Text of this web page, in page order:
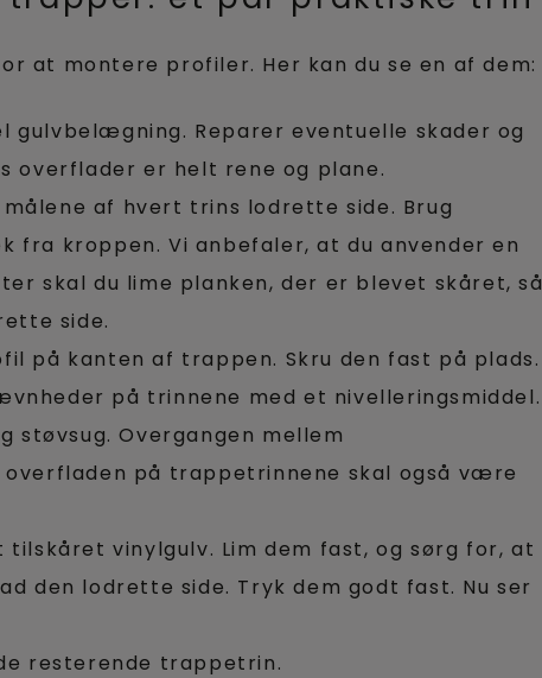
at montere profiler. Her kan du se en af dem:
gulvbelægning. Reparer eventuelle skader og
overflader er helt rene og plane.
af hvert trins lodrette side. Brug
fra kroppen. Vi anbefaler, at du anvender en
skal du lime planken, der er blevet skåret, så
side.
på kanten af trappen. Skru den fast på plads.
på trinnene med et nivelleringsmiddel.
støvsug. Overgangen mellem
overfladen på trappetrinnene skal også være
vinylgulv. Lim dem fast, og sørg for, at
den lodrette side. Tryk dem godt fast. Nu ser
resterende trappetrin.